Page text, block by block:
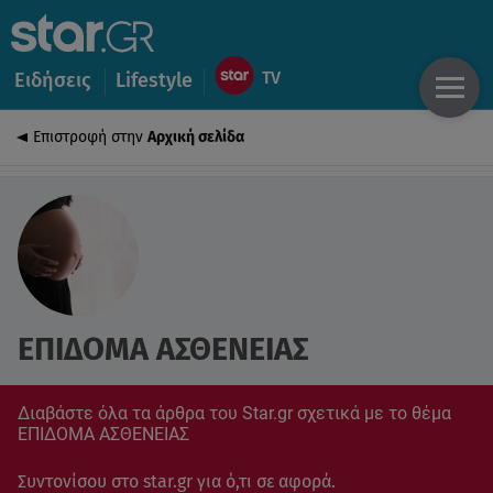
Ειδήσεις Lifestyle
Επιστροφή στην Αρχική σελίδα
ΕΠΙΔΟΜΑ ΑΣΘΕΝΕΙΑΣ
Διαβάστε όλα τα άρθρα του Star.gr σχετικά με το θέμα
ΕΠΙΔΟΜΑ ΑΣΘΕΝΕΙΑΣ
Συντονίσου στο star.gr για ό,τι σε αφορά.